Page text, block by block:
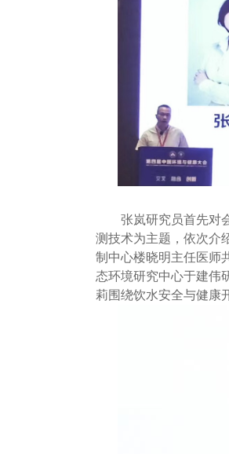
张岚研究员首先对
测技术为主题，依次介
制中心楼晓明主任医师
态环境研究中心于建伟
莉围绕饮水安全与健康